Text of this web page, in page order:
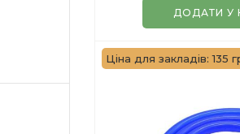
ДОДАТИ У
Ціна для закладів: 135